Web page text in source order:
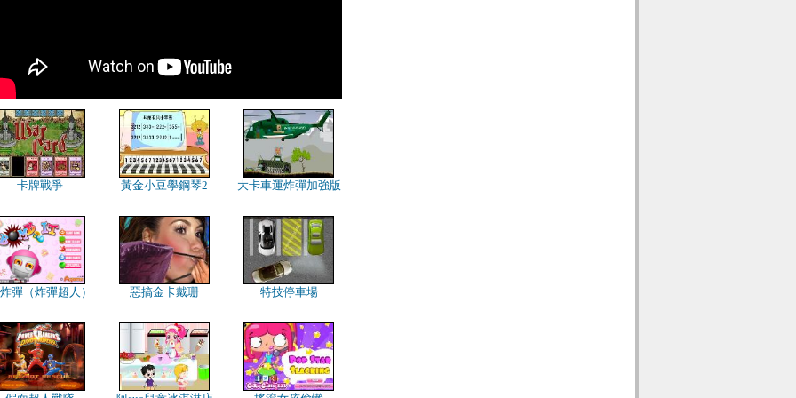
卡牌戰爭 黃金小豆學鋼琴2 大卡車運炸彈加強版
彈（炸彈超人） 惡搞金卡戴珊 特技停車場